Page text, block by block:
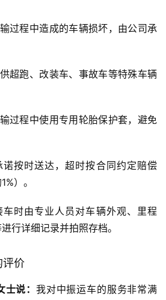
过程中造成的车辆损坏，由公司承
超跑、改装车、事故车等特殊车辆
过程中使用专用轮胎保护套，避免
按时送达，超时按合同约定赔偿
）。
时由专业人员对车辆外观、里程
行详细记录并拍照存档。
评价
说： 我对中振运车的服务非常满